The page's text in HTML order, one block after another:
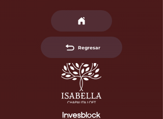
Regresar